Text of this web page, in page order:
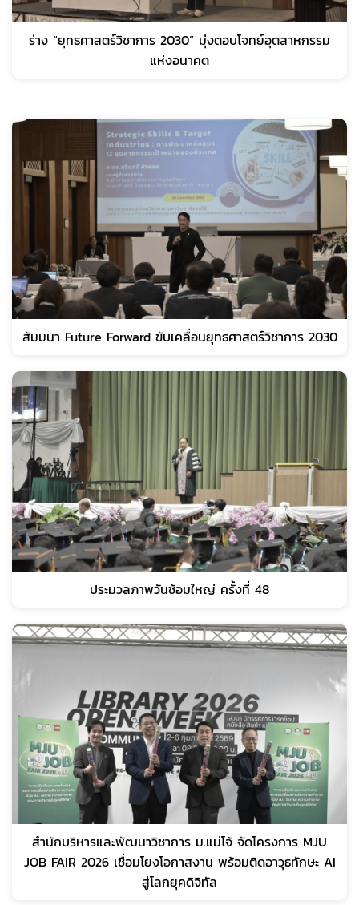
ร่าง “ยุทธศาสตร์วิชาการ 2030” มุ่งตอบโจทย์อุตสาหกรรม
แห่งอนาคต
สัมมนา Future Forward ขับเคลื่อนยุทธศาสตร์วิชาการ 2030
ประมวลภาพวันซ้อมใหญ่ ครั้งที่ 48
สำนักบริหารและพัฒนาวิชาการ ม.แม่โจ้ จัดโครงการ MJU
JOB FAIR 2026 เชื่อมโยงโอกาสงาน พร้อมติดอาวุธทักษะ AI
สู่โลกยุคดิจิทัล